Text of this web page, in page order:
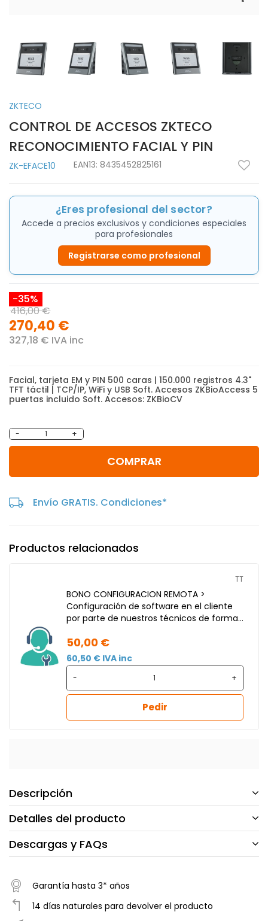
ZKTECO
CONTROL DE ACCESOS ZKTECO
RECONOCIMIENTO FACIAL Y PIN
ZK-EFACE10 EAN13: 8435452825161
¿Eres profesional del sector?
Accede a precios exclusivos y condiciones especiales
para profesionales
Registrarse como profesional
-35%
416,00 €
270,40 €
327,18 € IVA inc
Facial, tarjeta EM y PIN 500 caras | 150.000 registros 4.3"
TFT táctil | TCP/IP, WiFi y USB Soft. Accesos ZKBioAccess 5
puertas incluido Soft. Accesos: ZKBioCV
- +
COMPRAR
Envío GRATIS. Condiciones*
Productos relacionados
TT
BONO CONFIGURACION REMOTA >
Configuración de software en el cliente
por parte de nuestros técnicos de forma
50,00 €
60,50 € IVA inc
- +
Pedir
Descripción
Detalles del producto
Descargas y FAQs
Garantía hasta 3* años
14 días naturales para devolver el producto